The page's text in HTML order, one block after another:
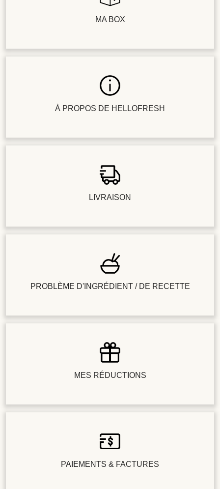
MA BOX
À PROPOS DE HELLOFRESH
LIVRAISON
PROBLÈME D'INGRÉDIENT / DE RECETTE
MES RÉDUCTIONS
PAIEMENTS & FACTURES